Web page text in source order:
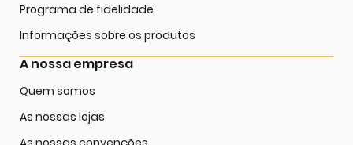
A nossa empresa
Quem somos
As nossas lojas
Programa de fidelidade
Informações sobre os produtos